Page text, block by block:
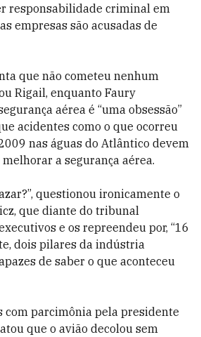
responsabilidade criminal em
empresas são acusadas de
que não cometeu nenhum
Rigail, enquanto Faury
aérea é “uma obsessão”
acidentes como o que ocorreu
nas águas do Atlântico devem
a segurança aérea.
questionou ironicamente o
que diante do tribunal
e os repreendeu por, “16
dois pilares da indústria
de saber o que aconteceu
com parcimônia pela presidente
que o avião decolou sem